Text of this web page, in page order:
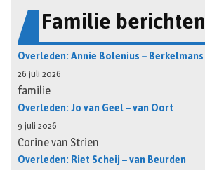
Familie berichten
Overleden: Annie Bolenius – Berkelmans
26 juli 2026
familie
Overleden: Jo van Geel – van Oort
9 juli 2026
Corine van Strien
Overleden: Riet Scheij – van Beurden